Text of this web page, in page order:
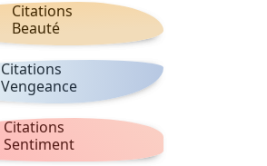
Citations
Beauté
Citations
Vengeance
Citations
Sentiment